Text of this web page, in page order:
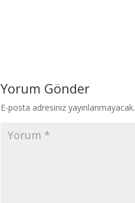
Yorum Gönder
E-posta adresiniz yayınlanmayacak.